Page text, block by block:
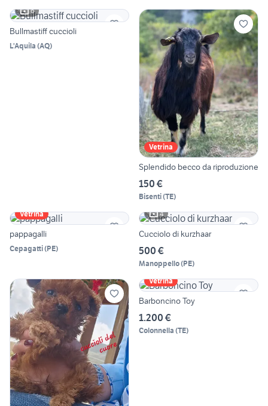
6
Bullmastiff cuccioli
L'Aquila (AQ)
Vetrina
Splendido becco da riproduzione
150 €
Bisenti(TE)
Vetrina
pappagalli
Cepagatti(PE)
4
Cucciolo di kurzhaar
500 €
Manoppello(PE)
Vetrina
Barboncino Toy
1.200 €
Colonnella (TE)